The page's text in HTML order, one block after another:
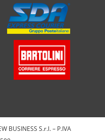
BUSINESS S.r.l. – P.IVA